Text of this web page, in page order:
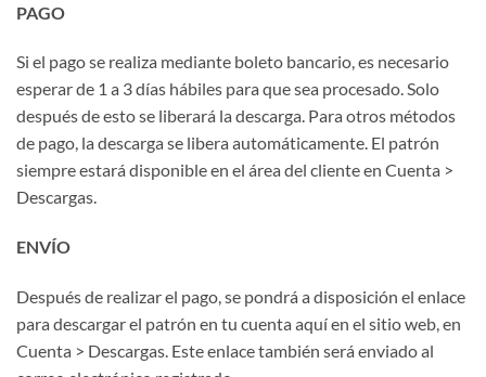
PAGO
Si el pago se realiza mediante boleto bancario, es necesario
esperar de 1 a 3 días hábiles para que sea procesado. Solo
después de esto se liberará la descarga. Para otros métodos
de pago, la descarga se libera automáticamente. El patrón
siempre estará disponible en el área del cliente en Cuenta >
Descargas.
ENVÍO
Después de realizar el pago, se pondrá a disposición el enlace
para descargar el patrón en tu cuenta aquí en el sitio web, en
Cuenta > Descargas. Este enlace también será enviado al